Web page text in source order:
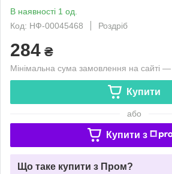
В наявності 1 од.
Код: НФ-00045468
Роздріб
284 ₴
Мінімальна сума замовлення на сайті
Купити
або
Купити з
Що таке купити з Пром?